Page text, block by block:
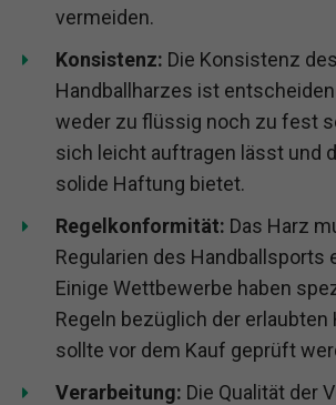
vermeiden.
Konsistenz: Die Konsistenz des
Handballharzes ist
weder zu flüssig noch zu fest
sich leicht auftragen lässt und
solide Haftung bietet.
Regelkonformität: Das Harz
Regularien des Handballsports
Einige Wettbewerbe haben
Regeln bezüglich der erlaubten
sollte vor dem Kauf geprüft
Verarbeitung: Die Qualität der